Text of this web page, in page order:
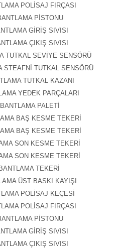
POLİSAJ FIRÇASI
PİSTONU
GİRİŞ SIVISI
ÇIKIŞ SIVISI
TUTKAL SEVİYE SENSÖRÜ
STEAFNİ TUTKAL SENSÖRÜ
TUTKAL KAZANI
YEDEK PARÇALARI
PALETİ
BAŞ KESME TEKERİ
BAŞ KESME TEKERİ
SON KESME TEKERİ
SON KESME TEKERİ
TEKERİ
ÜST BASKI KAYIŞI
POLİSAJ KEÇESİ
POLİSAJ FIRÇASI
PİSTONU
GİRİŞ SIVISI
ÇIKIŞ SIVISI